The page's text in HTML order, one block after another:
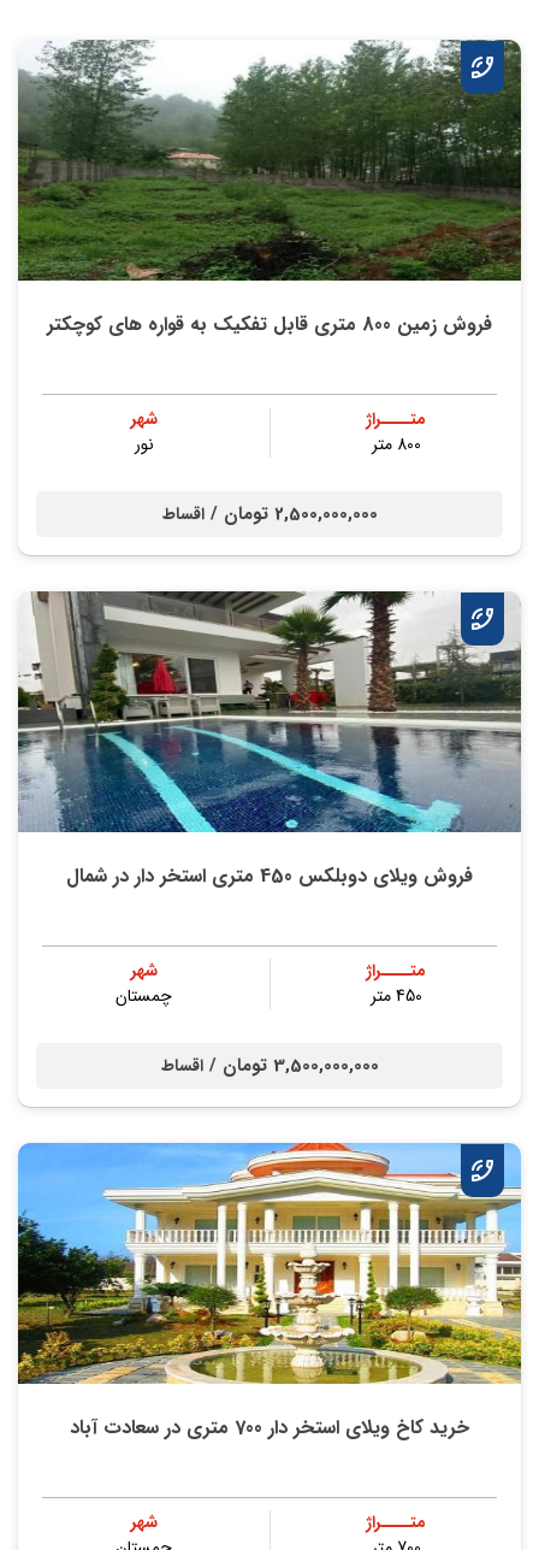
فروش زمین 800 متری قابل تفکیک به قواره های کوچکتر
متــــراژ
800 متر
شهر
نور
2,500,000,000 تومان / اقساط
فروش ویلای دوبلکس 450 متری استخر دار در شمال
متــــراژ
450 متر
شهر
چمستان
3,500,000,000 تومان / اقساط
خرید کاخ ویلای استخر دار 700 متری در سعادت آباد
متــــراژ
شهر